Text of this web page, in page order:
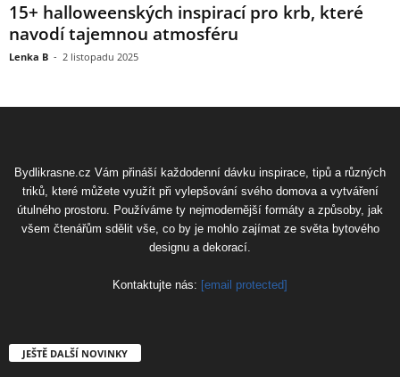
15+ halloweenských inspirací pro krb, které
navodí tajemnou atmosféru
Lenka B - 2 listopadu 2025
Bydlikrasne.cz Vám přináší každodenní dávku inspirace, tipů a různých
triků, které můžete využít při vylepšování svého domova a vytváření
útulného prostoru. Používáme ty nejmodernější formáty a způsoby, jak
všem čtenářům sdělit vše, co by je mohlo zajímat ze světa bytového
designu a dekorací.
Kontaktujte nás: [email protected]
JEŠTĚ DALŠÍ NOVINKY